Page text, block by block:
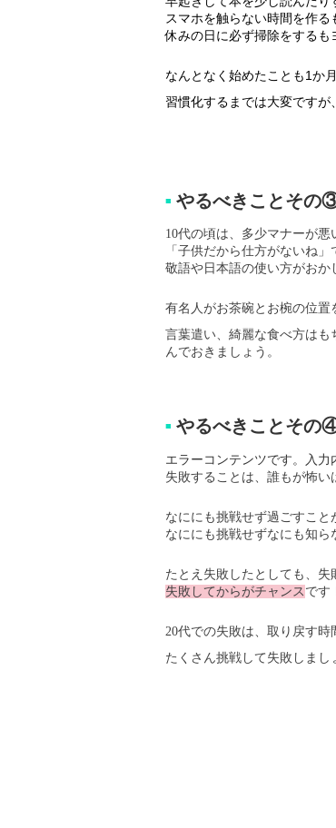
スマホを触らない時間を作る
休みの日に必ず掃除をするも
なんとなく始めたことも1か
習慣化するまでは大変ですが、
■ やるべきことその
10代の頃は、多少マナーが悪
「子供だから仕方がないね
敬語や日本語の使い方がおか
有名人がお茶碗とお椀の位置
言葉遣い、綺麗な食べ方は
んでおきましょう。
■ やるべきことその
エラーコンテンツです。入
失敗することは、誰もが怖い
なににも挑戦せず過ごすこ
なににも挑戦せずなにも知ら
たとえ失敗したとしても、失
失敗してからがチャンス です
20代での失敗は、取り戻す時
たくさん挑戦して失敗しまし